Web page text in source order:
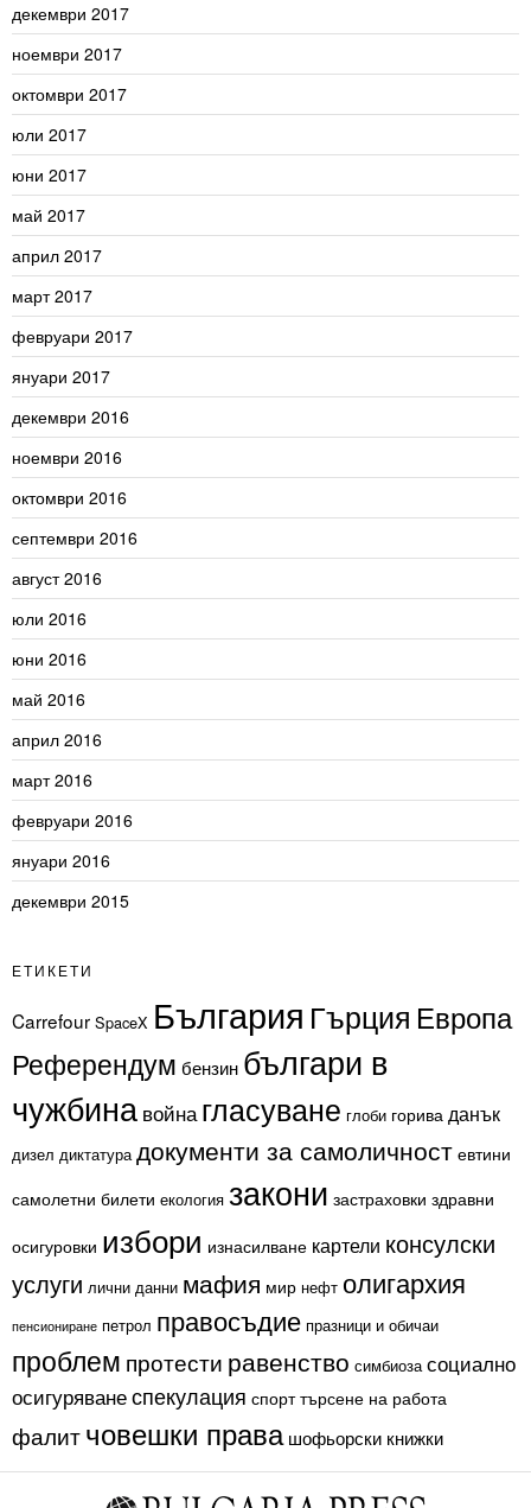
декември 2017
ноември 2017
октомври 2017
юли 2017
юни 2017
май 2017
април 2017
март 2017
февруари 2017
януари 2017
декември 2016
ноември 2016
октомври 2016
септември 2016
август 2016
юли 2016
юни 2016
май 2016
април 2016
март 2016
февруари 2016
януари 2016
декември 2015
ЕТИКЕТИ
Carrefour SpaceX България Гърция Европа
Референдум бензин българи в
чужбина война гласуване глоби горива данък
дизел диктатура документи за самоличност евтини
самолетни билети екология закони застраховки здравни
осигуровки избори изнасилване картели консулски
услуги лични данни мафия мир нефт олигархия
пенсиониране петрол правосъдие празници и обичаи
проблем протести равенство симбиоза социално
осигуряванеспекулация спорт търсене на работа
фалитчовешки права шофьорски книжки